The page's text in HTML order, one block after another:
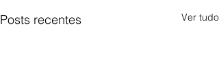
Posts recentes Ver tudo